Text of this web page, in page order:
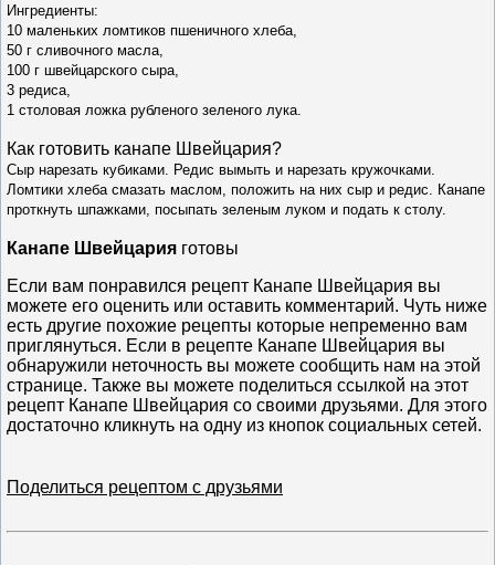
Ингредиенты:
10 маленьких ломтиков пшеничного хлеба,
50 г сливочного масла,
100 г швейцарского сыра,
3 редиса,
1 столовая ложка рубленого зеленого лука.
Как готовить канапе Швейцария?
Сыр нарезать кубиками. Редис вымыть и нарезать кружочками.
Ломтики хлеба смазать маслом, положить на них сыр и редис. Канапе
проткнуть шпажками, посыпать зеленым луком и подать к столу.
Канапе Швейцария готовы
Если вам понравился рецепт Канапе Швейцария вы
можете его оценить или оставить комментарий. Чуть ниже
есть другие похожие рецепты которые непременно вам
приглянуться. Если в рецепте Канапе Швейцария вы
обнаружили неточность вы можете сообщить нам на этой
странице. Также вы можете поделиться ссылкой на этот
рецепт Канапе Швейцария со своими друзьями. Для этого
достаточно кликнуть на одну из кнопок социальных сетей.
Поделиться рецептом с друзьями